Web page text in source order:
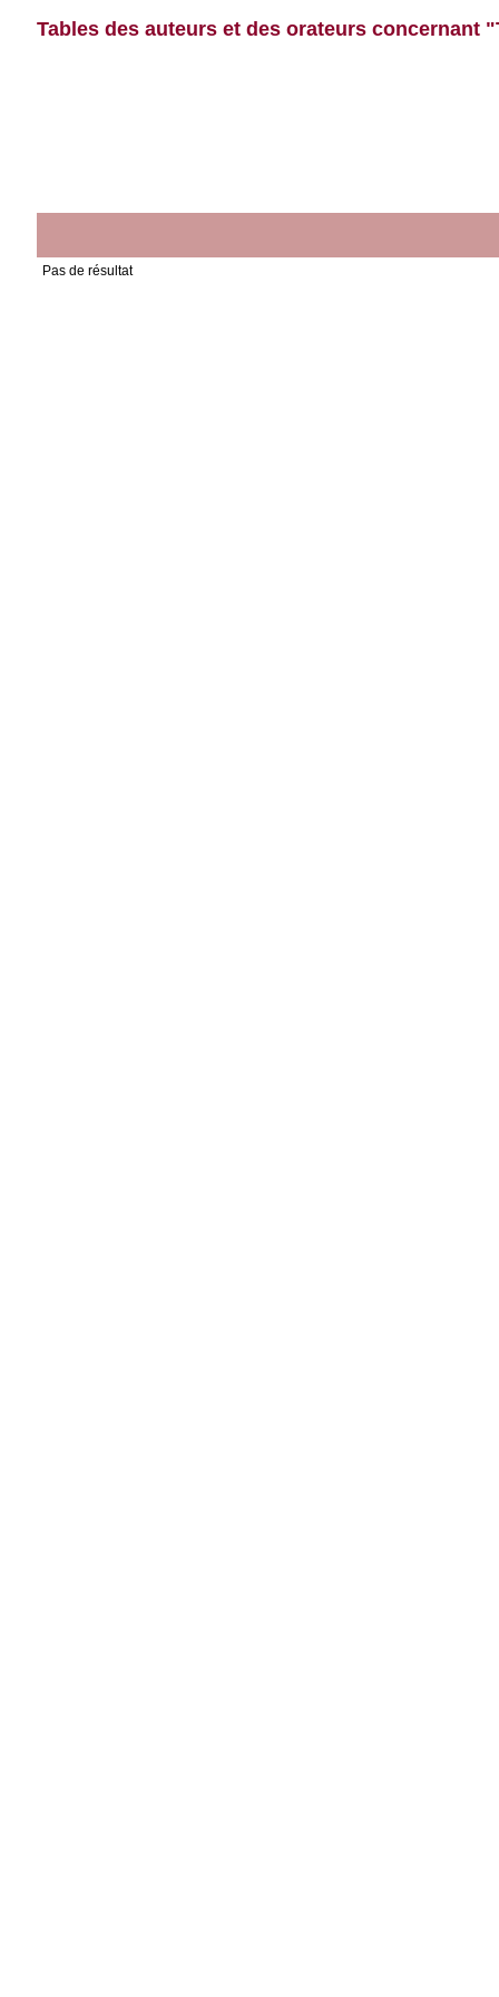
Tables des auteurs et des orateurs concernant
Pas de résultat